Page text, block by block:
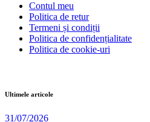
Contul meu
Politica de retur
Termeni și condiții
Politica de confidențialitate
Politica de cookie-uri
Ultimele articole
31/07/2026